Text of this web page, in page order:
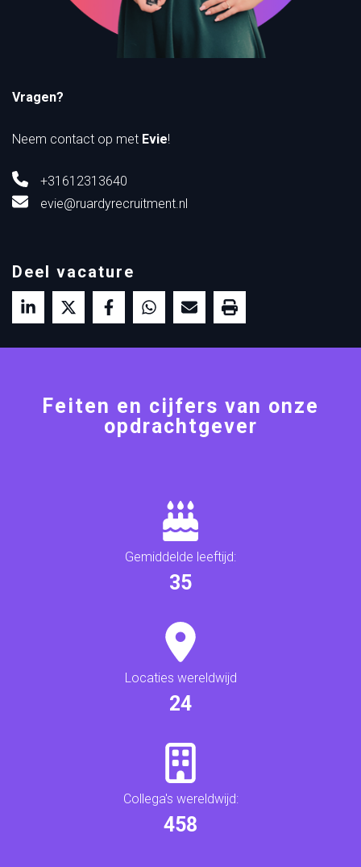
Vragen?
Neem contact op met Evie!
+31612313640
evie@ruardyrecruitment.nl
Deel vacature
Feiten en cijfers van onze
opdrachtgever
Gemiddelde leeftijd:
37
Locaties wereldwijd
25
Collega's wereldwijd:
487